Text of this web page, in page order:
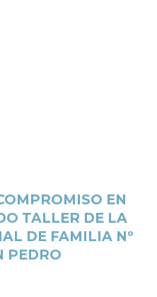
EN
TALLER DE LA
DE FAMILIA Nº
PEDRO